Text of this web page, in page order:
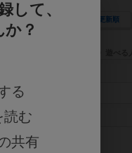
更新順
象にフリーワード検索ができます。
名を指定して検索できます。
界観や登場人物などモチーフ・スト
ーマ/フレーバー
して、
？
る
読む
共有